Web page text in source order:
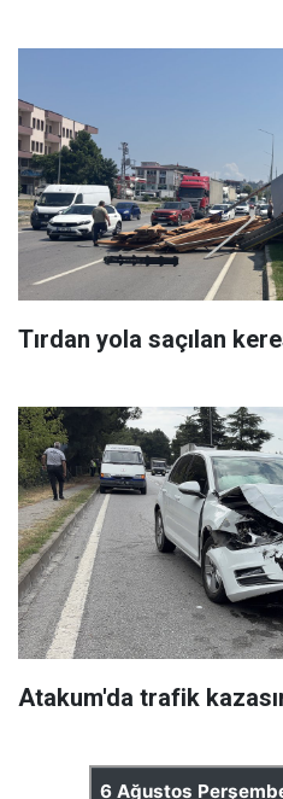
Tırdan yola saçılan
Atakum'da trafik